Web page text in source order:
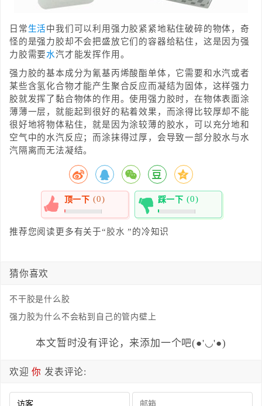
日常生活中我们可以利用强力胶紧紧地粘住破碎的物体，奇
怪的是强力胶却不会把盛放它们的容器给粘住，这是因为强
力胶需要水汽才能发挥作用。
强力胶的基本成分为氰基丙烯酸酯单体，它需要和水汽或者
某些含氢化合物才能产生聚合反应而凝结为固体，这样强力
胶就发挥了黏合物体的作用。使用强力胶时，在物体表面涂
薄薄一层，就能起到很好的粘着效果，而涂得比较厚却不能
很好地将物体粘住，就是因为涂较薄的胶水，可以充分地和
空气中的水汽反应；而涂抹得过厚，会导致一部分胶水与水
汽隔离而无法凝结。
顶一下 (0)
0%
踩一下 (0)
0%
推荐您阅读更多有关于“胶水 ”的冷知识
猜你喜欢
不干胶是什么胶
强力胶为什么不会粘到自己的管内壁上
本文暂时没有评论，来添加一个吧(●'◡'●)
欢迎你 发表评论: